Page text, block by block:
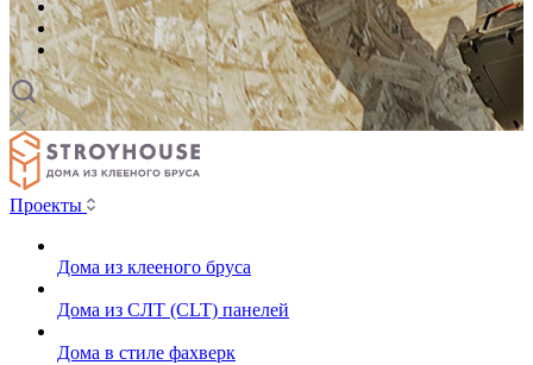
Проекты
Дома из клееного бруса
Дома из СЛТ (CLT) панелей
Дома в стиле фахверк